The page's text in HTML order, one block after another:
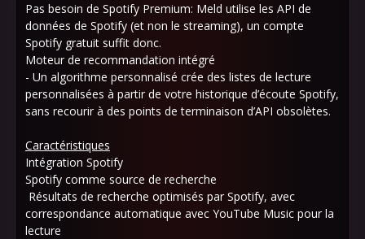
Pas besoin de Spotify Premium: Meld utilise les API de
données de Spotify (et non le streaming), un compte
Spotify gratuit suffit donc.
Moteur de recommandation intégré
- Un algorithme personnalisé crée des listes de lecture
personnalisées à partir de votre historique d’écoute Spotify,
sans recourir à des points de terminaison d’API obsolètes.
Caractéristiques
Intégration Spotify
Spotify comme source de recherche
Résultats de recherche optimisés par Spotify, avec
correspondance automatique avec YouTube Music pour la
lecture